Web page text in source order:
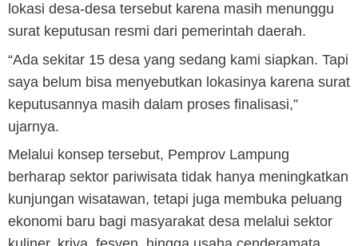
lokasi desa-desa tersebut karena masih menunggu
surat keputusan resmi dari pemerintah daerah.
“Ada sekitar 15 desa yang sedang kami siapkan. Tapi
saya belum bisa menyebutkan lokasinya karena surat
keputusannya masih dalam proses finalisasi,”
ujarnya.
Melalui konsep tersebut, Pemprov Lampung
berharap sektor pariwisata tidak hanya meningkatkan
kunjungan wisatawan, tetapi juga membuka peluang
ekonomi baru bagi masyarakat desa melalui sektor